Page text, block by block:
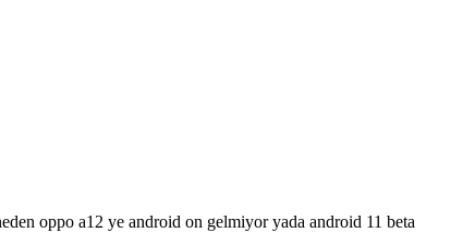
oppo a12 ye android on gelmiyor yada android 11 beta